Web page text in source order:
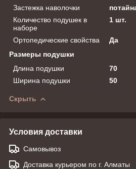
Застежка наволочки
Количество подушек в
наборе
1 шт.
Ортопедические свойства
Да
Размеры подушки
Длина подушки
70
Ширина подушки
50
Скрыть
Условия доставки
Самовывоз
Доставка курьером по г. Алматы